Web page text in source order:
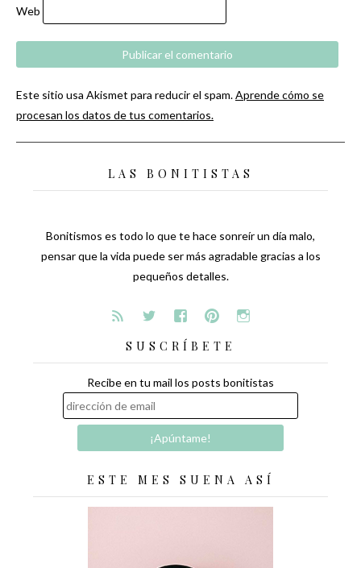
Web
Este sitio usa Akismet para reducir el spam.Aprende cómo se
procesan los datos de tus comentarios.
LAS BONITISTAS
Bonitismos es todo lo que te hace sonreír un día malo,
pensar que la vida puede ser más agradable gracias a los
pequeños detalles.
SUSCRÍBETE
Recibe en tu mail los posts bonitistas
ESTE MES SUENA ASÍ